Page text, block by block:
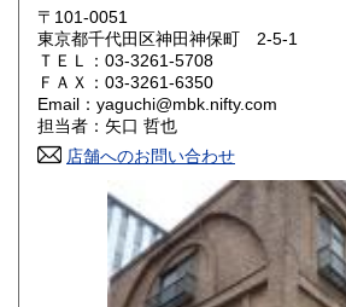
岡山県
山口県 185円
香川県 185円
高知県
185円 長崎県
185円 大分県
〒101-0051
東京都千代田区神田神保町 2-5-1
ＴＥＬ：03-3261-5708
ＦＡＸ：03-3261-6350
Email：yaguchi@mbk.nifty.com
担当者：矢口 哲也
店舗へのお問い合わせ